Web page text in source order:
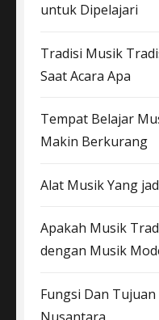
untuk Dipelajari
Tradisi Musik
Saat Acara Apa
Tempat Belajar
Makin Berkurang
Alat Musik Yang
Apakah Musik
dengan Musik
Fungsi Dan